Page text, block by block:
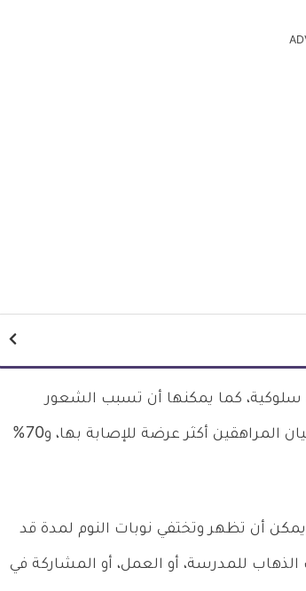
سلوكية، كما يمكنها أن تسبب الشعور
بالارتباك. وتؤثر المتلازمة على أي شخص، ولكن يكون الفتيان المراهقين أكثر عرضة للإصابة بها، و70%
أن تظهر وتختفي نوبات النوم لمدة قد
للمدرسة، أو العمل، أو المشاركة في